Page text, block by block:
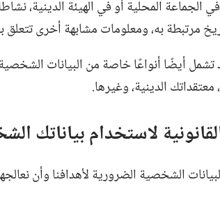
الجماعة المحلية أو في الهيئة الدينية،‏
مرتبطة به،‏ ومعلومات مشابهة أخرى تتعلق
تشمل أيضًا أنواعًا خاصة من البيانات
الدينية،‏ وغيرها.‏
لاستخدام بياناتك
الشخصية الضرورية لأهدافنا وأن